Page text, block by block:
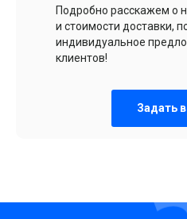
Подробно расскажем о
и стоимости доставки,
индивидуальное
клиентов!
Задать